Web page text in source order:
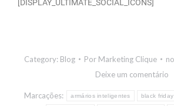
[DISPLAY_ULTIMATE_SOCIAL_ICONS]
Category: Blog Por Marketing Clique
Deixe um comentário
Marcações: armários inteligentes black friday